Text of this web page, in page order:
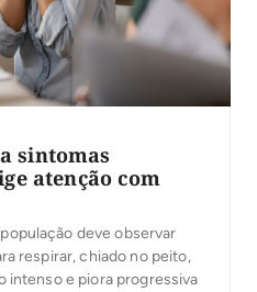
sintomas
atenção com
deve observar
respirar, chiado no peito,
intenso e piora progressiva